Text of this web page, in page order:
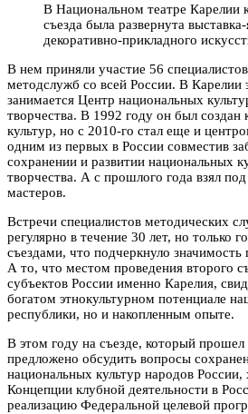
В Национальном театре Карелии
съезда была развернута
декоративно-прикладного
В нем приняли участие 56
методслужб со всей России. В Карелии
занимается Центр национальных
творчества. В 1992 году он был создан
культур, но с 2010-го стал еще и
одним из первых в России совместив
сохранении и развитии национальных
творчества. А с прошлого года взял
мастеров.
Встречи специалистов методических
регулярно в течение 30 лет, но только
съездами, что подчеркнуло
А то, что местом проведения второго
субъектов России именно Карелия,
богатом этнокультурном потенциале
республики, но и накопленным опыте.
В этом году на съезде, который
предложено обсудить вопросы
национальных культур народов России,
Концепции клубной деятельности в
реализацию Федеральной целевой